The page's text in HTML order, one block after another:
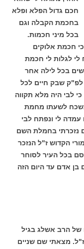
חכם גדול הפלא ופלא
בחכמת הקבלה וגם
בכל מיני חכמות.
חכמת אלוקים
לי לגלות לי חכמת
בכל לילה אחר
שבק חיים לכל
לבי היה מלא תקווה
לשעתו מחמת
עמדה לי ונפתח לבי
נזכרתי בחמלת השם
הקדוש ז"ל הנזכר
בכל העיר לסוחר
אדם עד היום הזה
של הרב אשלג בגיל
מצאתי שם שניים